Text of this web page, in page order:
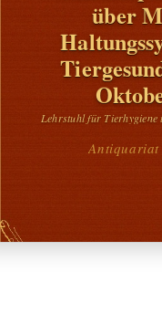
über
Lehrstuhl für
Antiquariat